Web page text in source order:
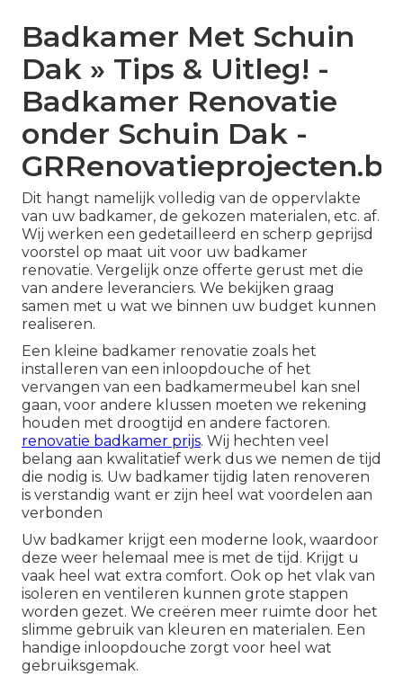
Badkamer Met Schuin
Dak » Tips & Uitleg! -
Badkamer Renovatie
onder Schuin Dak -
GRRenovatieprojecten.be
Dit hangt namelijk volledig van de oppervlakte
van uw badkamer, de gekozen materialen, etc. af.
Wij werken een gedetailleerd en scherp geprijsd
voorstel op maat uit voor uw badkamer
renovatie. Vergelijk onze offerte gerust met die
van andere leveranciers. We bekijken graag
samen met u wat we binnen uw budget kunnen
realiseren.
Een kleine badkamer renovatie zoals het
installeren van een inloopdouche of het
vervangen van een badkamermeubel kan snel
gaan, voor andere klussen moeten we rekening
houden met droogtijd en andere factoren.
renovatie badkamer prijs. Wij hechten veel
belang aan kwalitatief werk dus we nemen de tijd
die nodig is. Uw badkamer tijdig laten renoveren
is verstandig want er zijn heel wat voordelen aan
verbonden
Uw badkamer krijgt een moderne look, waardoor
deze weer helemaal mee is met de tijd. Krijgt u
vaak heel wat extra comfort. Ook op het vlak van
isoleren en ventileren kunnen grote stappen
worden gezet. We creëren meer ruimte door het
slimme gebruik van kleuren en materialen. Een
handige inloopdouche zorgt voor heel wat
gebruiksgemak.